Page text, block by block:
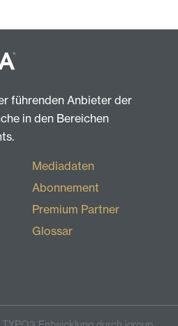
führenden Anbieter der
in den Bereichen
Mediadaten
Abonnement
Premium Partner
Glossar